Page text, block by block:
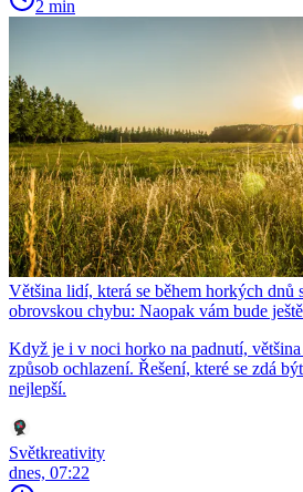
2 min
Většina lidí, která se během horkých dnů
obrovskou chybu: Naopak vám bude
Když je i v noci horko na padnutí,
způsob ochlazení. Řešení, které se zdá
nejlepší.
Světkreativity
dnes, 07:22